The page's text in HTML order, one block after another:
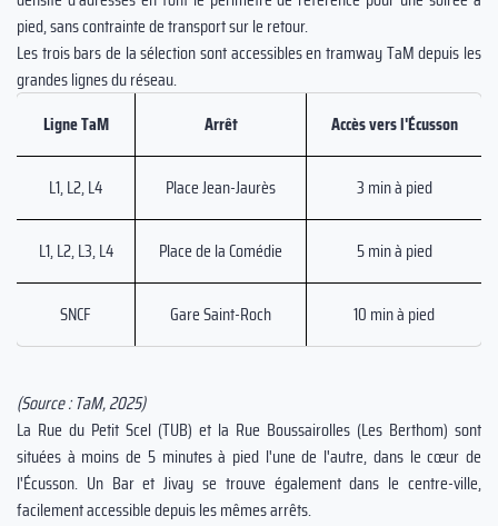
pied, sans contrainte de transport sur le retour.
Les trois bars de la sélection sont accessibles en tramway TaM depuis les
grandes lignes du réseau.
Ligne TaM
Arrêt Accès vers l'Écusson
L1, L2, L4 Place Jean-Jaurès 3 min à pied
L1, L2, L3, L4 Place de la Comédie 5 min à pied
SNCF Gare Saint-Roch 10 min à pied
(Source : TaM, 2025)
La Rue du Petit Scel (TUB) et la Rue Boussairolles (Les Berthom) sont
situées à moins de 5 minutes à pied l'une de l'autre, dans le cœur de
l'Écusson. Un Bar et Jivay se trouve également dans le centre-ville,
facilement accessible depuis les mêmes arrêts.